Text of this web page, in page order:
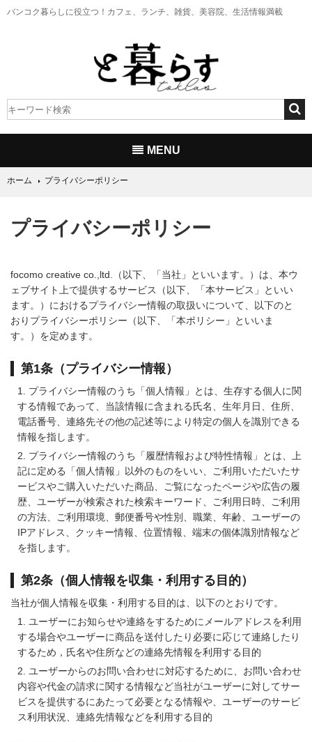
バンコク暮らしに役立つ！ カフェ、ランチ、雑貨、美容院、生活情報満載
MENU
ホーム プライバシーポリシー
プライバシーポリシー
focomo creative co.,ltd.（以下、「当社」といいます。）は、本ウ
ェブサイト上で提供するサービス（以下、「本サービス」といい
ます。）におけるプライバシー情報の取扱いについて、以下のと
おりプライバシーポリシー（以下、「本ポリシー」といいま
す。）を定めます。
第1条（プライバシー情報）
プライバシー情報のうち「個人情報」とは、生存する個人に関
する情報であって、当該情報に含まれる氏名、生年月日、住所、
電話番号、連絡先その他の記述等により特定の個人を識別できる
情報を指します。
プライバシー情報のうち「履歴情報および特性情報」とは、上
記に定める「個人情報」以外のものをいい、ご利用いただいたサ
ービスやご購入いただいた商品、ご覧になったページや広告の履
歴、ユーザーが検索された検索キーワード、ご利用日時、ご利用
の方法、ご利用環境、郵便番号や性別、職業、年齢、ユーザーの
IPアドレス、クッキー情報、位置情報、端末の個体識別情報など
を指します。
第2条（個人情報を収集・利用する目的）
当社が個人情報を収集・利用する目的は、以下のとおりです。
ユーザーにお知らせや連絡をするためにメールアドレスを利用
する場合やユーザーに商品を送付したり必要に応じて連絡したり
するため，氏名や住所などの連絡先情報を利用する目的
ユーザーからのお問い合わせに対応するために、お問い合わせ
内容や代金の請求に関する情報など当社がユーザーに対してサー
ビスを提供するにあたって必要となる情報や、ユーザーのサービ
ス利用状況、連絡先情報などを利用する目的